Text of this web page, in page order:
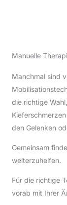
Manuelle
Manchmal sind
die richtige
den Gelenken
Gemeinsam
weiterzuhelfen.
Für die richtige
vorab mit Ihrer